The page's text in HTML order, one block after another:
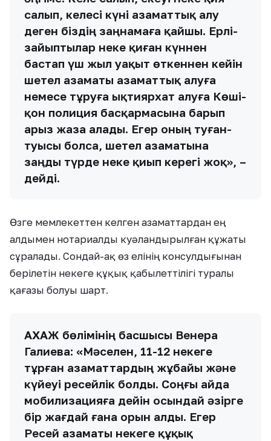
салып, келесі күні азаматтық алу
деген біздің заңнамаға қайшы. Ерлі-
зайыптылар неке қиған күннен
бастап үш жыл уақыт өткеннен кейін
шетел азаматы азаматтық алуға
немесе тұруға ықтиярхат алуға Көші-
қон полиция басқармасына барып
арыз жаза алады. Егер оның туған-
туысы болса, шетел азаматына
заңды түрде неке қиып керегі жоқ», –
дейді.
Өзге мемлекеттен келген азаматтардан ең
алдымен нотариалды куәландырылған құжаты
сұралады. Сондай-ақ өз елінің консулдығынан
берілетін некеге құқық қабылеттілігі туралы
қағазы болуы шарт.
АХАЖ бөлімінің басшысы Венера
Галиева: «Мәселен, 11-12 некеге
тұрған азаматтардың жұбайы және
күйеуі ресейлік болды. Соңғы айда
мобилизацияға дейін осындай әзірге
бір жағдай ғана орын алды. Егер
Ресей азаматы некеге құқық